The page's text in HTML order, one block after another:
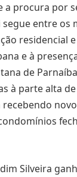
a procura por
entre os
residencial
e à
de
à parte alta
Silveira